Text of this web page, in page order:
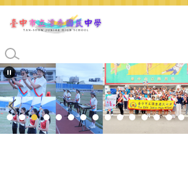
跳
到
要
內
容
區